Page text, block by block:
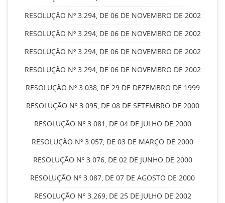
RESOLUÇÃO Nº 3.294, DE 06 DE NOVEMBRO DE 2002
RESOLUÇÃO Nº 3.294, DE 06 DE NOVEMBRO DE 2002
RESOLUÇÃO Nº 3.294, DE 06 DE NOVEMBRO DE 2002
RESOLUÇÃO Nº 3.294, DE 06 DE NOVEMBRO DE 2002
RESOLUÇÃO Nº 3.038, DE 29 DE DEZEMBRO DE 1999
RESOLUÇÃO Nº 3.095, DE 08 DE SETEMBRO DE 2000
RESOLUÇÃO Nº 3.081, DE 04 DE JULHO DE 2000
RESOLUÇÃO Nº 3.057, DE 03 DE MARÇO DE 2000
RESOLUÇÃO Nº 3.076, DE 02 DE JUNHO DE 2000
RESOLUÇÃO Nº 3.087, DE 07 DE AGOSTO DE 2000
RESOLUÇÃO Nº 3.269, DE 25 DE JULHO DE 2002